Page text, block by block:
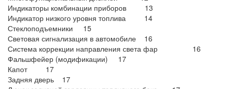
Индикаторы комбинации приборов 13
Индикатор низкого уровня топлива 14
Стеклоподъемники 15
Световая сигнализация в автомобиле 16
Система коррекции направления света фар 16
Фальшфейер (модификации) 17
Капот 17
Задняя дверь 17